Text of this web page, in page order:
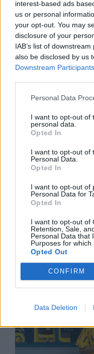
interest-based ads
us or personal
your opt-out. You may
disclosure of your
IAB’s list of
also be disclosed by us
Downstream Participants
Personal Data
I want to opt-out of
personal data.
Opted In
I want to opt-out of
Personal Data.
Opted In
I want to opt-out of
Personal Data for
Opted In
I want to opt-out of
Retention, Sale,
Personal Data that
Purposes for which
Opted Out
CONFIRM
Data Deletion
podrá
2025/
primaria
Pueden
desde